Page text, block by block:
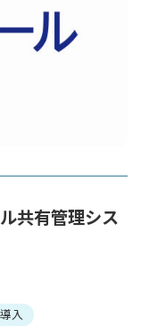
共有管理シス
入